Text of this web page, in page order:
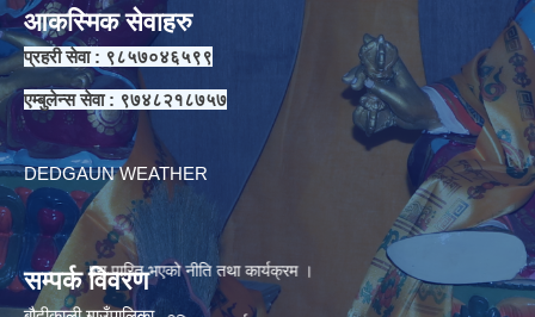
।
पारित भएको नीति तथा कार्यक्रम ।
आकस्मिक सेवाहरु
प्रहरी सेवा : ९८५७०४६५९९
एम्बुलेन्स सेवा : ९७४८२१८७५७
DEDGAUN WEATHER
सम्पर्क विवरण